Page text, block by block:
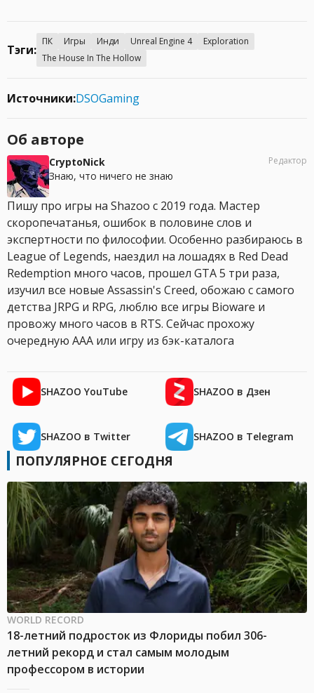
Тэги:
ПК Игры Инди Unreal Engine 4
Exploration
The House In The Hollow
Источники:DSOGaming
Об авторе
CryptoNick
Знаю, что ничего не знаю
Редактор
Пишу про игры на Shazoo с 2019 года. Мастер
скоропечатанья, ошибок в половине слов и
экспертности по философии. Особенно разбираюсь в
League of Legends, наездил на лошадях в Red Dead
Redemption много часов, прошел GTA 5 три раза,
изучил все новые Assassin's Creed, обожаю с самого
детства JRPG и RPG, люблю все игры Bioware и
провожу много часов в RTS. Сейчас прохожу
очередную AAA или игру из бэк-каталога
SHAZOO YouTube SHAZOO в Дзен
SHAZOO в Twitter SHAZOO в Telegram
ПОПУЛЯРНОЕ СЕГОДНЯ
WORLD RECORD
18-летний подросток из Флориды побил 306-
летний рекорд и стал самым молодым
профессором в истории